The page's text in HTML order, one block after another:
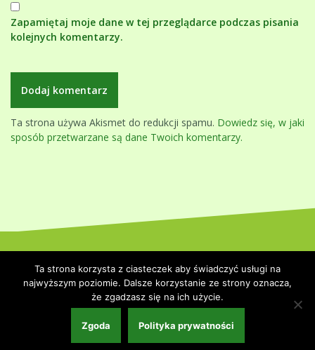
Zapamiętaj moje dane w tej przeglądarce podczas pisania
kolejnych komentarzy.
Ta strona używa Akismet do redukcji spamu. Dowiedz się, w jaki
sposób przetwarzane są dane Twoich komentarzy.
Themeisle.
Strona główna
Polityka prywatności
Współpraca i kontakt
Ta strona korzysta z ciasteczek aby świadczyć usługi na
najwyższym poziomie. Dalsze korzystanie ze strony oznacza,
że zgadzasz się na ich użycie.
Zgoda Polityka prywatności